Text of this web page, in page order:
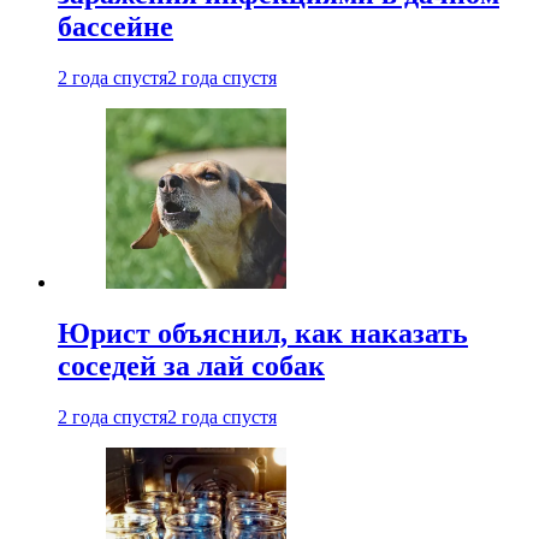
бассейне
2 года спустя2 года спустя
Юрист объяснил, как наказать
соседей за лай собак
2 года спустя2 года спустя